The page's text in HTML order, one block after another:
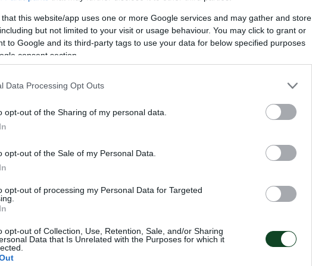
that this website/app uses one or more Google services and may gather and store
but not limited to your visit or usage behaviour. You may click to grant or
to Google and its third-party tags to use your data for below specified purposes
consent section.
Data Processing Opt Outs
opt-out of the Sharing of my personal data.
opt-out of the Sale of my Personal Data.
opt-out of processing my Personal Data for Targeted
opt-out of Collection, Use, Retention, Sale, and/or Sharing
Data that Is Unrelated with the Purposes for which it